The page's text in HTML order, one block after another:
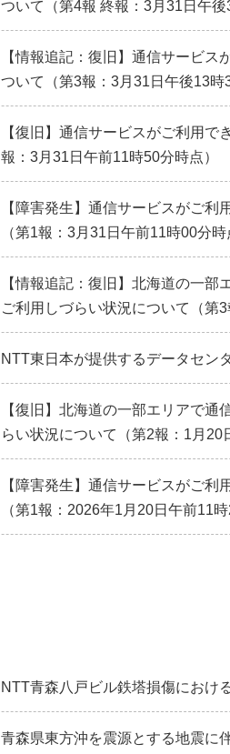
ついて（第4報 終報：3月31日午後
【情報追記：復旧】通信サービ
ついて（第3報：3月31日午後13時
【復旧】通信サービスがご利用
報：3月31日午前11時50分時点）
【障害発生】通信サービスがご
（第1報：3月31日午前11時00分時
【情報追記：復旧】北海道の一
ご利用しづらい状況について（第
NTT東日本が提供するデータセン
【復旧】北海道の一部エリアで
らい状況について（第2報：1月20
【障害発生】通信サービスがご
（第1報：2026年1月20日午前11時
NTT青森八戸ビル鉄塔損傷におけ
青森県東方沖を震源とする地震に